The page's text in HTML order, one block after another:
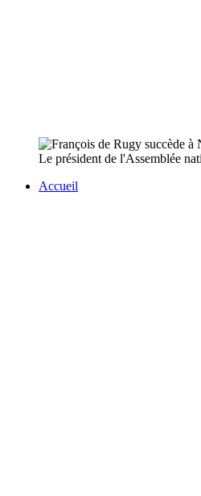
Le président de l'Assemblée
Accueil